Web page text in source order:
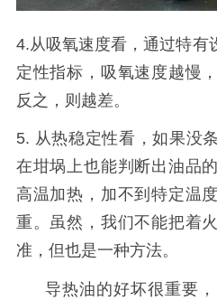
4.从吸氧速度看，通过特有
定性指标，吸氧速度越慢
反之，则越差。
5. 从热稳定性看，如果没
在坩埚上也能判断出油品
高温加热，加不到特定温
重。虽然，我们不能把着
准，但也是一种方法。
导热油的好坏很重要